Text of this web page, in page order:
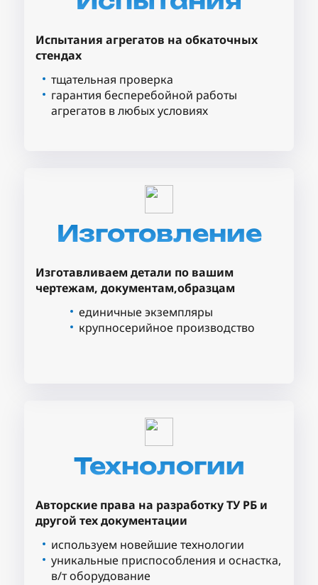
Испытания агрегатов на обкаточных
стендах
тщательная проверка
гарантия бесперебойной работы
агрегатов в любых условиях
Изготовление
Изготавливаем детали по вашим
чертежам, документам,образцам
единичные экземпляры
крупносерийное производство
Технологии
Авторские права на разработку ТУ РБ и
другой тех документации
используем новейшие технологии
уникальные приспособления и оснастка,
в/т оборудование